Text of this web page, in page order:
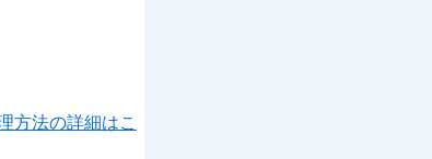
方法の詳細はこ